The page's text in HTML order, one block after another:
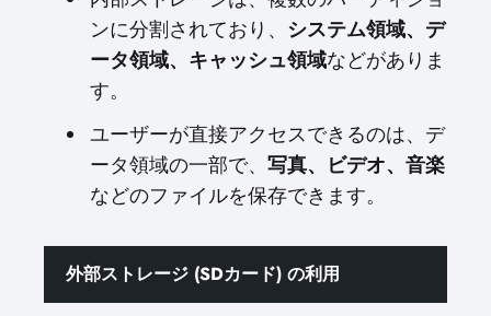
ンに分割されており、 システム領域、デ
ータ領域、キャッシュ領域などがありま
す。
ユーザーが直接アクセスできるのは、デ
ータ領域の一部で、 写真、ビデオ、音楽
などのファイルを保存できます。
外部ストレージ (SDカード) の利用